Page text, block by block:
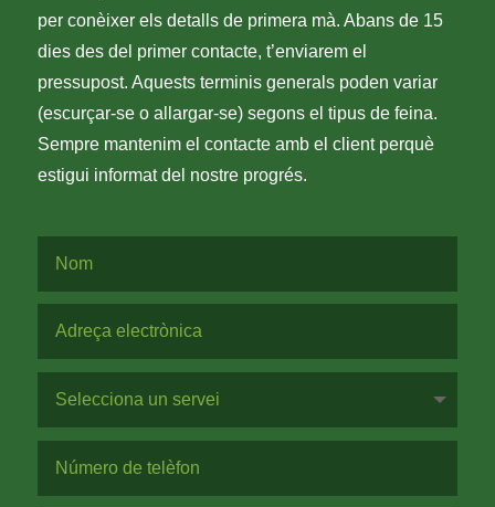
per conèixer els detalls de primera mà. Abans de 15
dies des del primer contacte, t’enviarem el
pressupost. Aquests terminis generals poden variar
(escurçar-se o allargar-se) segons el tipus de feina.
Sempre mantenim el contacte amb el client perquè
estigui informat del nostre progrés.